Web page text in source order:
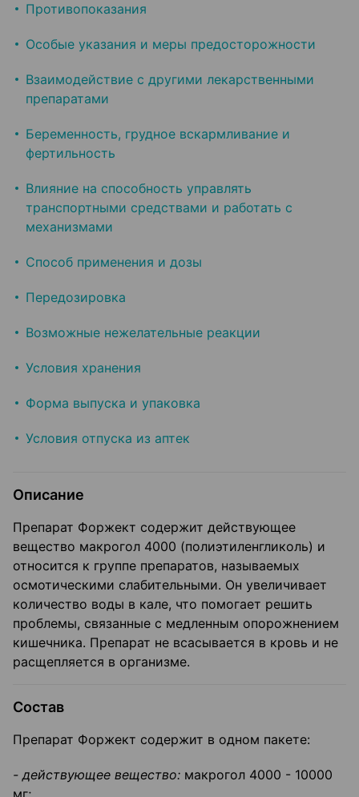
Противопоказания
Особые указания и меры предосторожности
Взаимодействие с другими лекарственными
препаратами
Беременность, грудное вскармливание и
фертильность
Влияние на способность управлять
транспортными средствами и работать с
механизмами
Способ применения и дозы
Передозировка
Возможные нежелательные реакции
Условия хранения
Форма выпуска и упаковка
Условия отпуска из аптек
Описание
Препарат Форжект содержит действующее
вещество макрогол 4000 (полиэтиленгликоль) и
относится к группе препаратов, называемых
осмотическими слабительными. Он увеличивает
количество воды в кале, что помогает решить
проблемы, связанные с медленным опорожнением
кишечника. Препарат не всасывается в кровь и не
расщепляется в организме.
Состав
Препарат Форжект содержит в одном пакете:
- действующее вещество: макрогол 4000 - 10000